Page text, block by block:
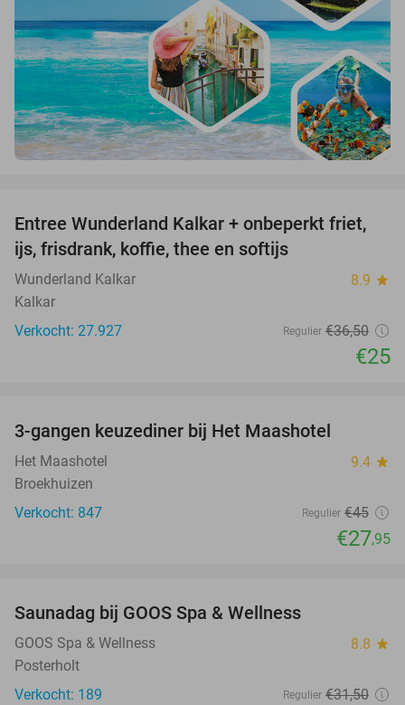
32%
Entree Wunderland Kalkar + onbeperkt friet,
ijs, frisdrank, koffie, thee en softijs
Wunderland Kalkar 8.9 star
Kalkar
Verkocht: 27.927
Regulier €36,50
€25
3-gangen keuzediner bij Het Maashotel
Het Maashotel 9.4 star
Broekhuizen
Verkocht: 847
Regulier €45
€27,95
Saunadag bij GOOS Spa & Wellness
GOOS Spa & Wellness 8.8 star
Posterholt
Verkocht: 189
Regulier €31,50